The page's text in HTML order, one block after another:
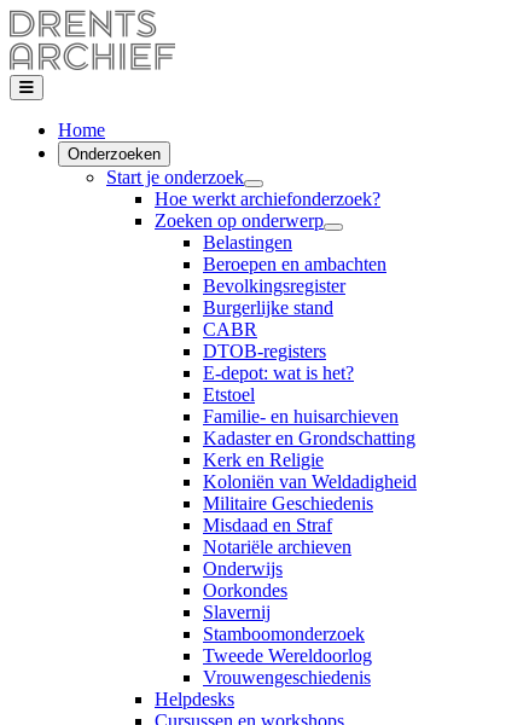
Home
Onderzoeken
Start je onderzoek
Hoe werkt archiefonderzoek?
Zoeken op onderwerp
Belastingen
Beroepen en ambachten
Bevolkingsregister
Burgerlijke stand
CABR
DTOB-registers
E-depot: wat is het?
Etstoel
Familie- en huisarchieven
Kadaster en Grondschatting
Kerk en Religie
Koloniën van Weldadigheid
Militaire Geschiedenis
Misdaad en Straf
Notariële archieven
Onderwijs
Oorkondes
Slavernij
Stamboomonderzoek
Tweede Wereldoorlog
Vrouwengeschiedenis
Helpdesks
Cursussen en workshops